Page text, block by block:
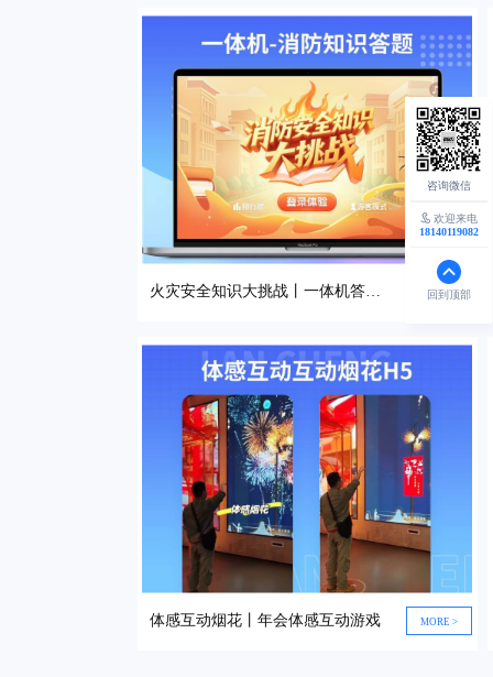
火灾安全知识大挑战丨一体机答题活动 MORE >
体感互动烟花丨年会体感互动游戏 MORE >
欢迎来电
18140119082
回到顶部